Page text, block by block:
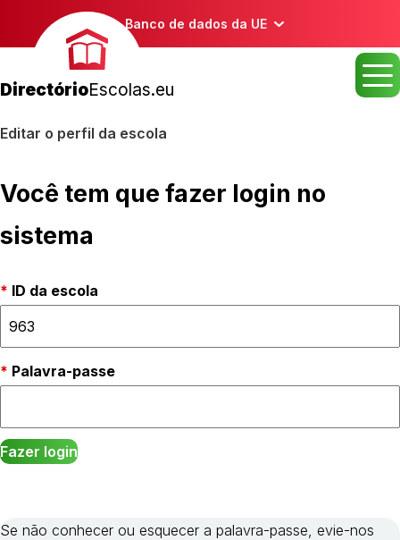
Banco de dados da UE
DirectórioEscolas.eu
Editar o perfil da escola
Você tem que fazer login no
sistema
ID da escola
Palavra-passe
Se não conhecer ou esquecer a palavra-passe, evie-nos